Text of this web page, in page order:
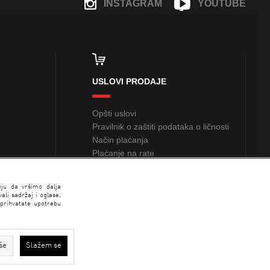
da vršimo dalja
sadržaj i oglase,
upotrebu
Slažem se
YOUTUBE
INSTAGRAM
USLOVI PRODAJE
Opšti uslovi
Pravilnik o zaštiti podataka o ličnosti
Način plaćanja
Plaćanje na rate